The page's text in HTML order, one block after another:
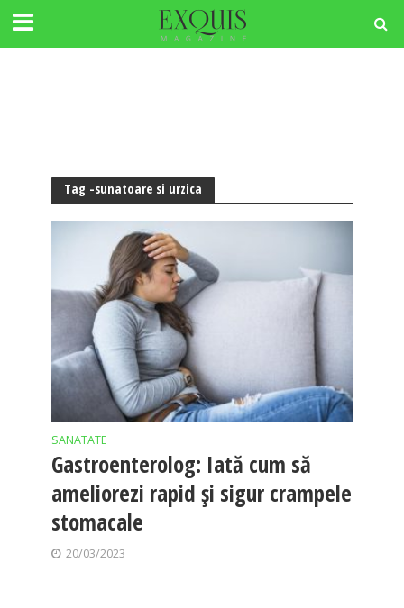
Tag -sunatoare si urzica
SANATATE
Gastroenterolog: Iată cum să
ameliorezi rapid și sigur crampele
stomacale
20/03/2023